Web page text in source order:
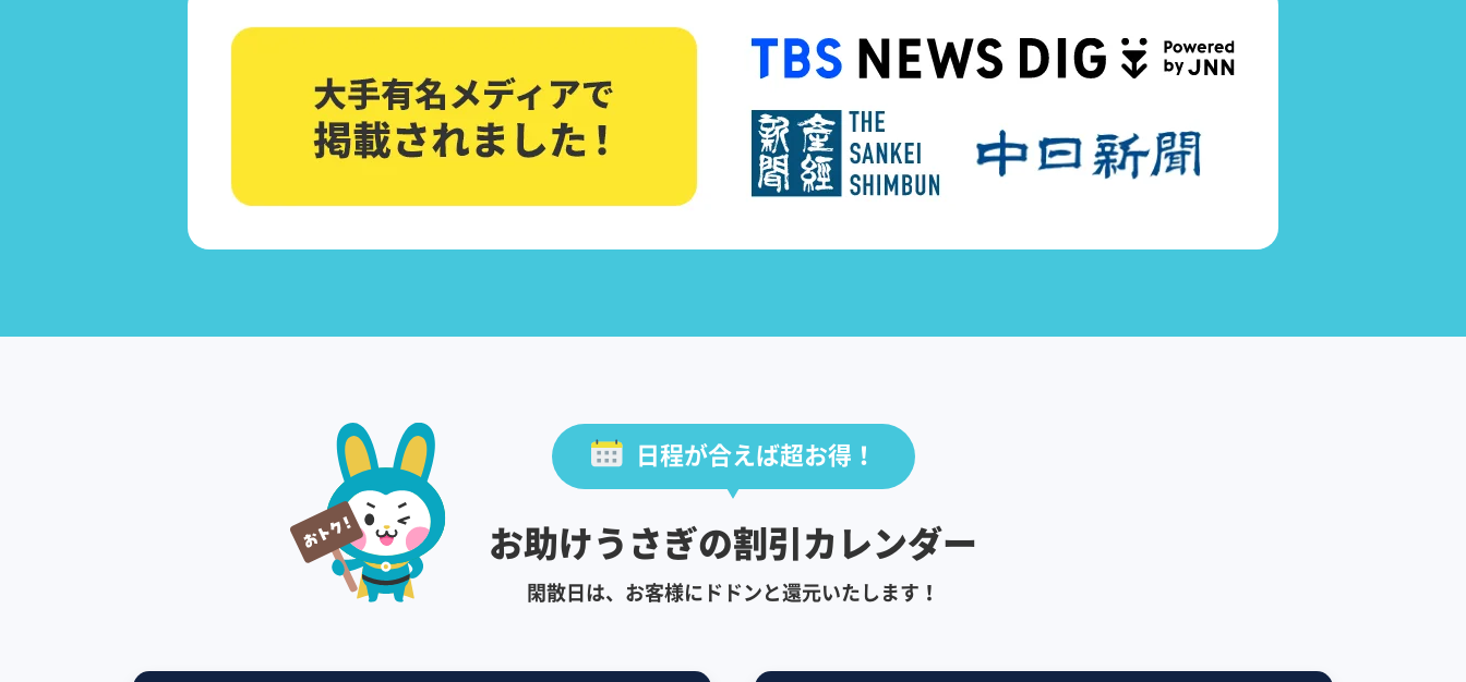
日程が合えば超お得！
お助けうさぎの割引カレンダー
閑散日は、お客様にドドンと還元いたします！